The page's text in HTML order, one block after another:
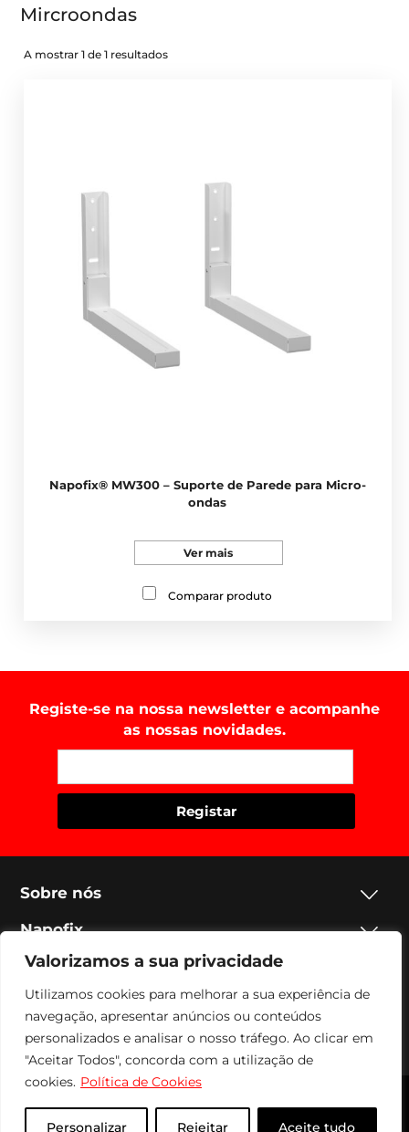
Valorizamos a sua privacidade
Utilizamos cookies para melhorar a sua experiência de
navegação, apresentar anúncios ou conteúdos
personalizados e analisar o nosso tráfego. Ao clicar em
"Aceitar Todos", concorda com a utilização de
cookies. Política de Cookies
Personalizar Rejeitar Aceite tudo
Mircroondas
A mostrar 1 de 1 resultados
Napofix® MW300 – Suporte de Parede para Micro-
ondas
Ver mais
Comparar produto
Registe-se na nossa newsletter e acompanhe
as nossas novidades.
Sobre nós
Napofix
Contactos
Legal
Social